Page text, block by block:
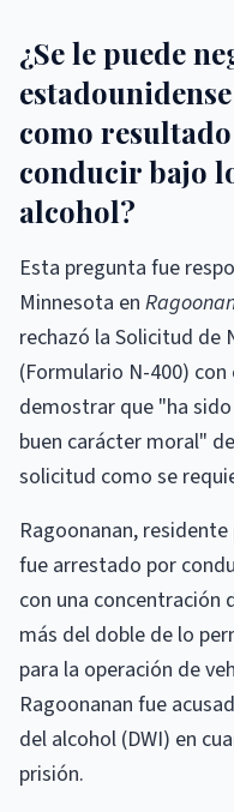
¿Se le puede
como
conducir bajo
alcohol?
Esta pregunta fue
Minnesota en
rechazó la Solicitud de
(Formulario N-400)
demostrar que "ha
buen carácter moral"
solicitud como se
Ragoonanan,
fue arrestado por
con una concentración
más del doble de lo
para la operación de
Ragoonanan fue
del alcohol (DWI) en
prisión.